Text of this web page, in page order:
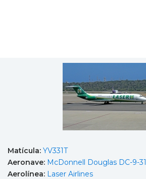
Matícula: YV331T
Aeronave: McDonnell Douglas DC-9-31
Aerolínea: Laser Airlines